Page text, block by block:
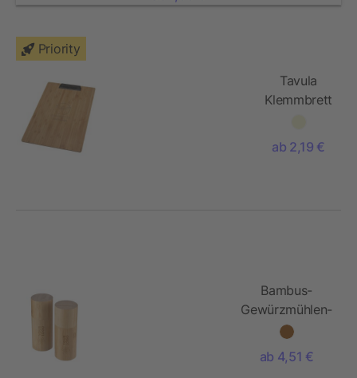
Priority
Tavula
Klemmbrett
ab 2,19 €
Bambus-
Gewürzmühlen-
Set Christine
ab 4,51 €